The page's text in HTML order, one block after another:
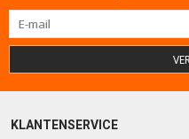
KLANTENSERVICE